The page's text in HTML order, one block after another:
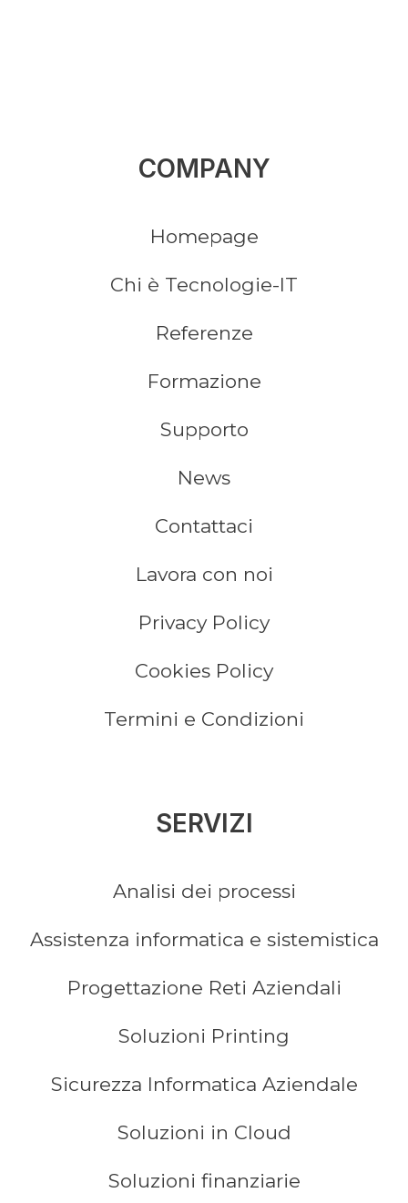
COMPANY
Homepage
Chi è Tecnologie-IT
Referenze
Formazione
Supporto
News
Contattaci
Lavora con noi
Privacy Policy
Cookies Policy
Termini e Condizioni
SERVIZI
Analisi dei processi
Assistenza informatica e sistemistica
Progettazione Reti Aziendali
Soluzioni Printing
Sicurezza Informatica Aziendale
Soluzioni in Cloud
Soluzioni finanziarie